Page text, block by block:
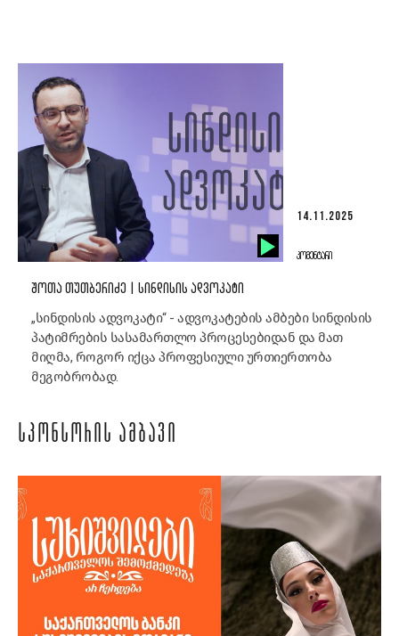
14.11.2025
ᲙᲝᲛᲔᲜᲢᲐᲠᲘ
ᲨᲝᲗᲐ ᲗᲣᲗᲑᲔᲠᲘᲫᲔ | ᲡᲘᲜᲓᲘᲡᲘᲡ ᲐᲓᲕᲝᲙᲐᲢᲘ
„სინდისის ადვოკატი“ - ადვოკატების ამბები სინდისის
პატიმრების სასამართლო პროცესებიდან და მათ
მიღმა, როგორ იქცა პროფესიული ურთიერთობა
მეგობრობად.
ᲡᲞᲝᲜᲡᲝᲠᲘᲡ ᲐᲛᲑᲐᲕᲘ